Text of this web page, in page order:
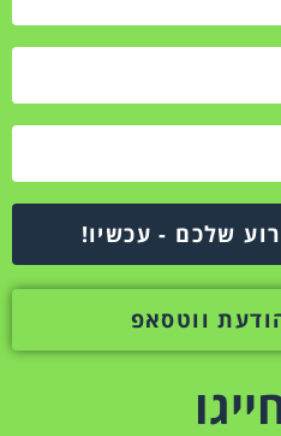
שלכם - עכשיו!
ווטסאפ